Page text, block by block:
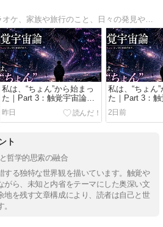
オリジナルの物語やカラオケ、家族や旅行のこと、日々の発見や伝えたいこと、紹介したいことなどをつづる雑記ブログです。
私は、“ちょん”から始まっ
た｜Part 3：触覚宇宙論｜
Act.37「遺書の最後の行」
昨日
私は、“ちょん
た｜Part 3：
Act.36「帰っ
2日前
ト
哲学的思索の融合
する独特な世界観を描いています。触覚や
がら、未知と内省をテーマにした奥深い文
地を残す文章構成により、読者は自己と世